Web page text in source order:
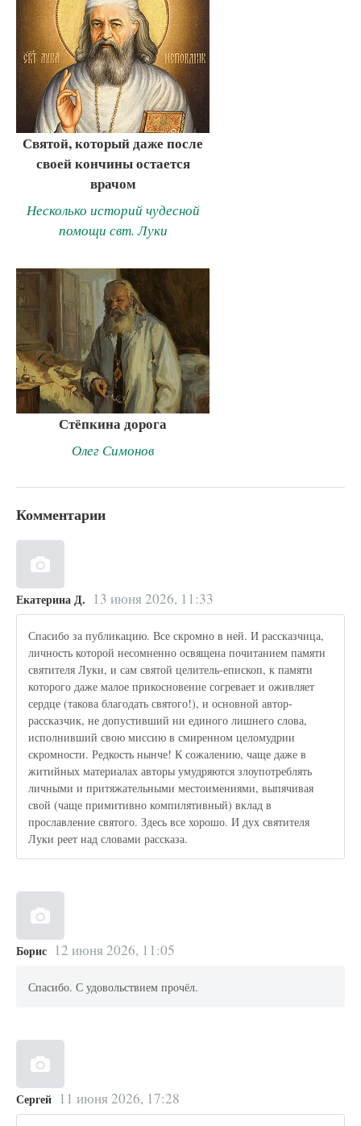
Святой, который даже после
своей кончины остается
врачом
Несколько историй чудесной
помощи свт. Луки
Стёпкина дорога
Олег Симонов
Комментарии
Екатерина Д. 13 июня 2026, 11:33
Спасибо за публикацию. Все скромно в ней. И рассказчица,
личность которой несомненно освящена почитанием памяти
святителя Луки, и сам святой целитель-епископ, к памяти
которого даже малое прикосновение согревает и оживляет
сердце (такова благодать святого!), и основной автор-
рассказчик, не допустивший ни единого лишнего слова,
исполнивший свою миссию в смиренном целомудрии
скромности. Редкость нынче! К сожалению, чаще даже в
житийных материалах авторы умудряются злоупотреблять
личными и притяжательными местоимениями, выпячивая
свой (чаще примитивно компилятивный) вклад в
прославление святого. Здесь все хорошо. И дух святителя
Луки реет над словами рассказа.
Борис 12 июня 2026, 11:05
Спасибо. С удовольствием прочёл.
Сергей 11 июня 2026, 17:28